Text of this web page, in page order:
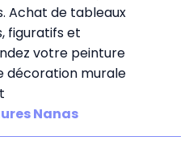
Achat de tableaux
figuratifs et
votre peinture
décoration murale
Nanas